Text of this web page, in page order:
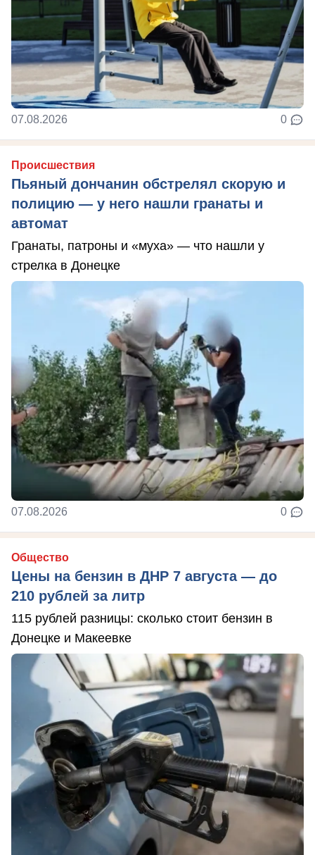
07.08.2026 0
Происшествия
Пьяный дончанин обстрелял скорую и
полицию — у него нашли гранаты и
автомат
Гранаты, патроны и «муха» — что нашли у
стрелка в Донецке
07.08.2026 0
Общество
Цены на бензин в ДНР 7 августа — до
210 рублей за литр
115 рублей разницы: сколько стоит бензин в
Донецке и Макеевке